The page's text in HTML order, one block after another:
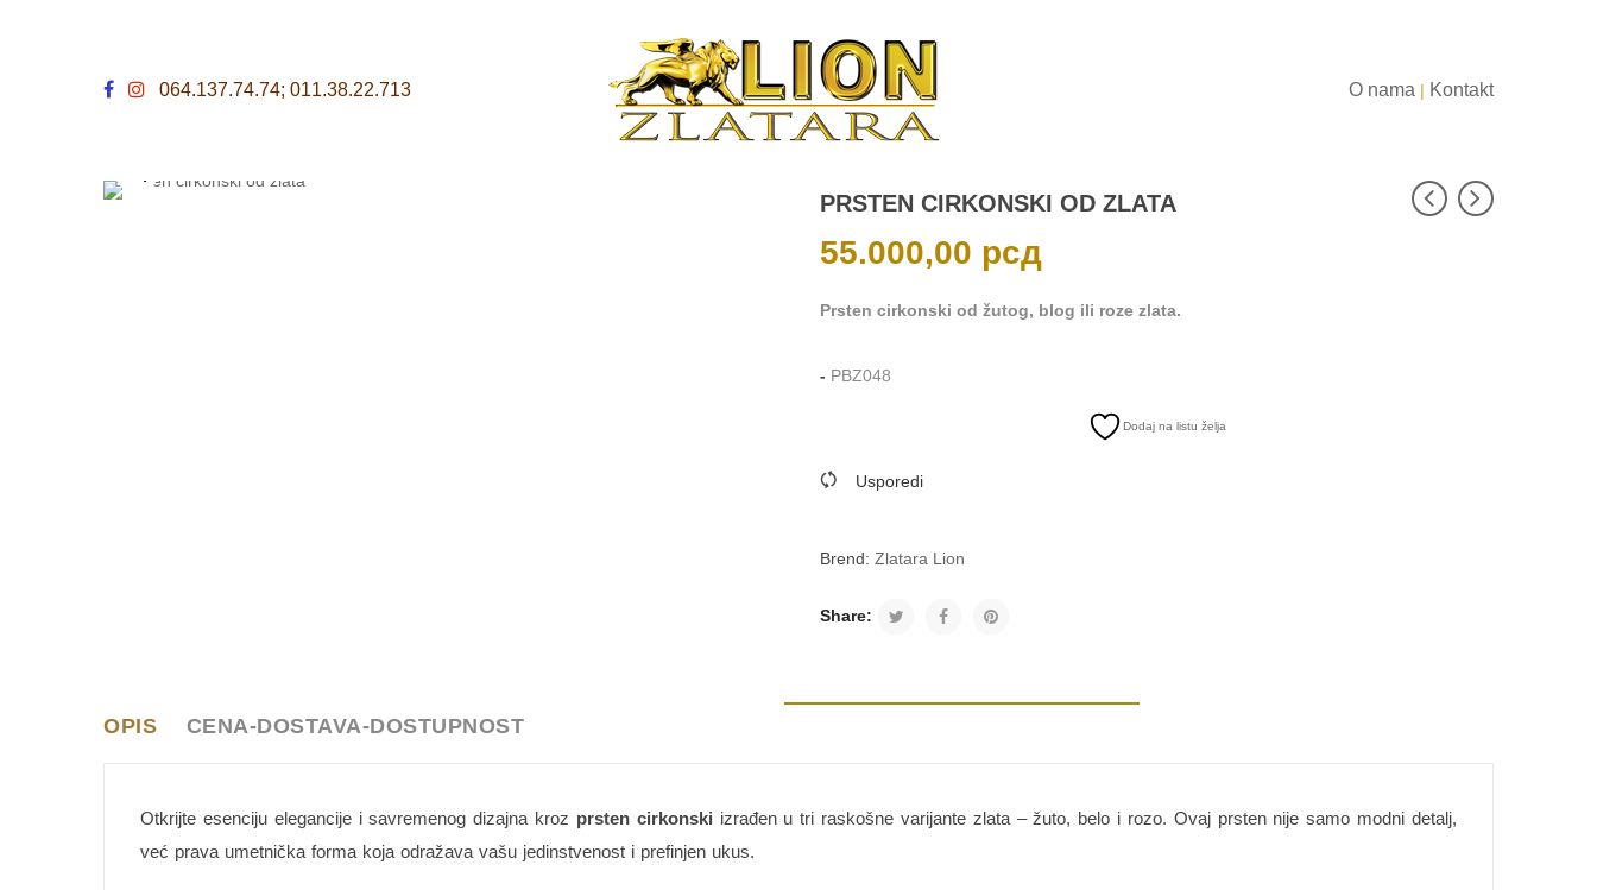
064.137.74.74; 011.38.22.713 O nama | Kontakt
PRSTEN CIRKONSKI OD ZLATA
55.000,00 рсд
Prsten cirkonski od žutog, blog ili roze zlata.
- PBZ048
Dodaj na listu želja
Usporedi
Brend:Zlatara Lion
Share:
OPIS CENA-DOSTAVA-DOSTUPNOST
Otkrijte esenciju elegancije i savremenog dizajna kroz prsten cirkonski izrađen u tri raskošne varijante zlata – žuto, belo i rozo. Ovaj prsten nije samo modni detalj,
već prava umetnička forma koja odražava vašu jedinstvenost i prefinjen ukus.